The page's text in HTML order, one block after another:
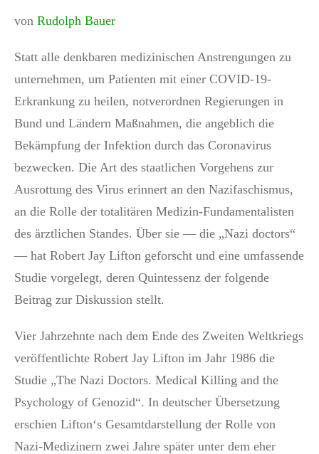
von Rudolph Bauer
Statt alle denkbaren medizinischen Anstrengungen zu
unternehmen, um Patienten mit einer COVID-19-
Erkrankung zu heilen, notverordnen Regierungen in
Bund und Ländern Maßnahmen, die angeblich die
Bekämpfung der Infektion durch das Coronavirus
bezwecken. Die Art des staatlichen Vorgehens zur
Ausrottung des Virus erinnert an den Nazifaschismus,
an die Rolle der totalitären Medizin-Fundamentalisten
des ärztlichen Standes. Über sie — die „Nazi doctors“
— hat Robert Jay Lifton geforscht und eine umfassende
Studie vorgelegt, deren Quintessenz der folgende
Beitrag zur Diskussion stellt.
Vier Jahrzehnte nach dem Ende des Zweiten Weltkriegs
veröffentlichte Robert Jay Lifton im Jahr 1986 die
Studie „The Nazi Doctors. Medical Killing and the
Psychology of Genozid“. In deutscher Übersetzung
erschien Lifton‘s Gesamtdarstellung der Rolle von
Nazi-Medizinern zwei Jahre später unter dem eher